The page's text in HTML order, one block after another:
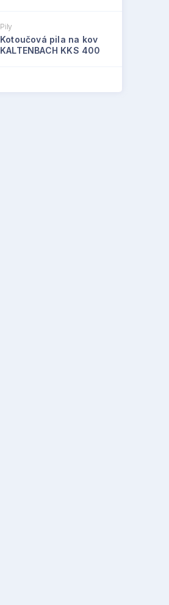
Pily
Kotoučová pila na kov
KALTENBACH KKS 400